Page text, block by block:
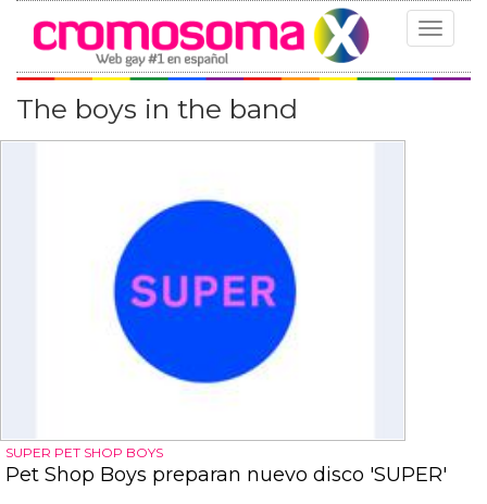
Toggle
The boys in the band
SUPER PET SHOP BOYS
Pet Shop Boys preparan nuevo disco 'SUPER'